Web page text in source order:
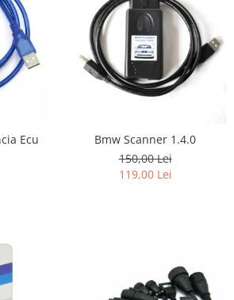
Ecu
Bmw Scanner 1.4.0
150,00 Lei
119,00 Lei